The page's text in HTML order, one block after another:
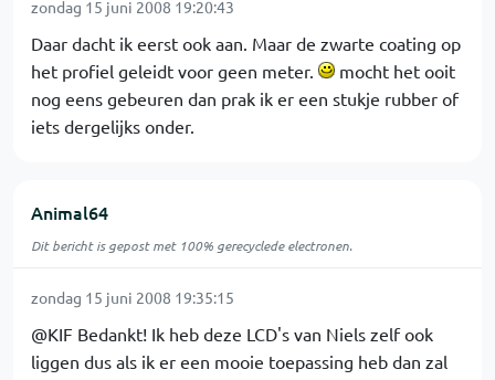
zondag 15 juni 2008 19:20:43
Daar dacht ik eerst ook aan. Maar de zwarte coating op
het profiel geleidt voor geen meter.
mocht het ooit
nog eens gebeuren dan prak ik er een stukje rubber of
iets dergelijks onder.
Animal64
Dit bericht is gepost met 100% gerecyclede electronen.
zondag 15 juni 2008 19:35:15
@KIF Bedankt! Ik heb deze LCD's van Niels zelf ook
liggen dus als ik er een mooie toepassing heb dan zal